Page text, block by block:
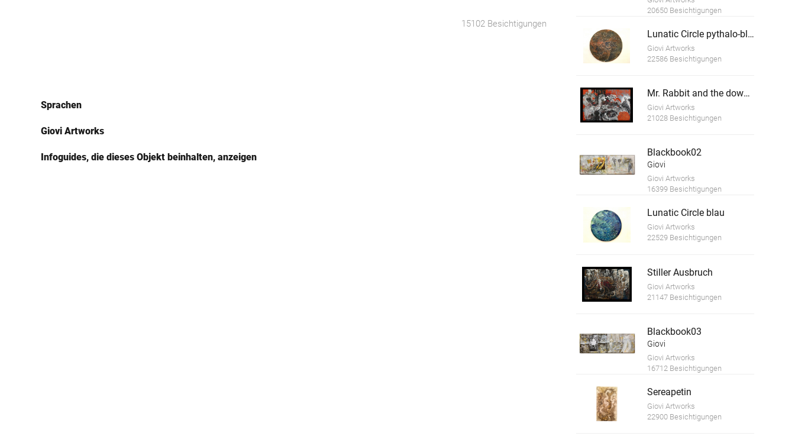
15102 Besichtigungen
Sprachen
Giovi Artworks
Infoguides, die dieses Objekt beinhalten, anzeigen
20650 Besichtigungen
Lunatic Circle pythalo-blau und rot
Giovi Artworks
22586 Besichtigungen
Mr. Rabbit and the downgoing planet
Giovi Artworks
21028 Besichtigungen
Blackbook02
Giovi
Giovi Artworks
16399 Besichtigungen
Lunatic Circle blau
Giovi Artworks
22529 Besichtigungen
Stiller Ausbruch
Giovi Artworks
21147 Besichtigungen
Blackbook03
Giovi
Giovi Artworks
16712 Besichtigungen
Sereapetin
Giovi Artworks
22900 Besichtigungen